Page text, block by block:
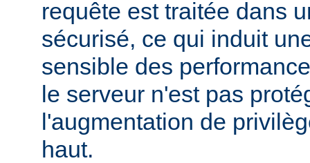
requête est traitée dans
sécurisé, ce qui induit
sensible des
le serveur n'est pas
l'augmentation de
haut.